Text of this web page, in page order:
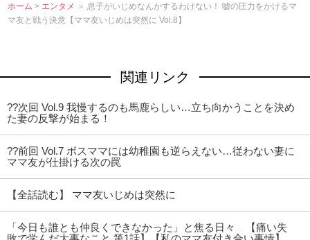
ホーム > エンタメ ＞ 息子がいじめなんかするわけない！ 嘘の圧力をかけるマ
マ友と戦う決意【ママ友いじめは突然に Vol.8】
関連リンク
??次回 Vol.9 我慢するのも馬鹿らしい…立ち向かうことを決め
た妻の反撃が始まる！
??前回 Vol.7 ボスママには幼稚園も逆らえない…従わない妻に
ママ友が仕掛ける次の罠
【全話読む】 ママ友いじめは突然に
「今日も誰とも仲良くできなかった」と焦る日々 【痛い失